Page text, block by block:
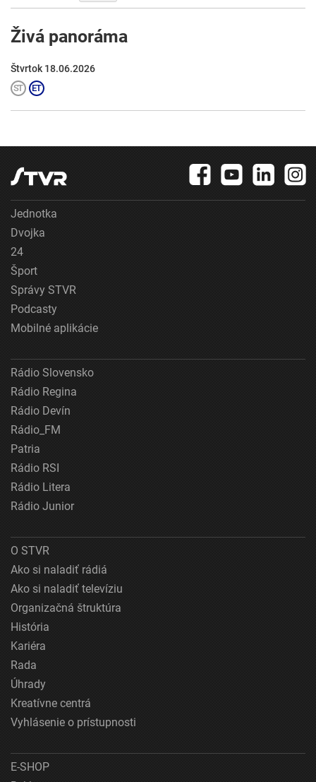
Živá panoráma
Štvrtok 18.06.2026
Jednotka
Dvojka
24
Šport
Správy STVR
Podcasty
Mobilné aplikácie
Rádio Slovensko
Rádio Regina
Rádio Devín
Rádio_FM
Patria
Rádio RSI
Rádio Litera
Rádio Junior
O STVR
Ako si naladiť rádiá
Ako si naladiť televíziu
Organizačná štruktúra
História
Kariéra
Rada
Úhrady
Kreatívne centrá
Vyhlásenie o prístupnosti
E-SHOP